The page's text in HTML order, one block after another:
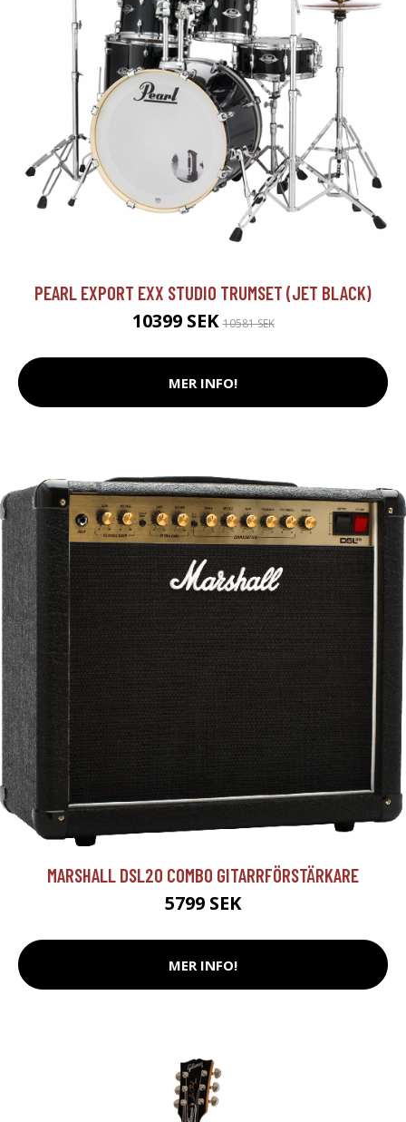
PEARL EXPORT EXX STUDIO TRUMSET (JET BLACK)
10399 SEK10581 SEK
MER INFO!
MARSHALL DSL20 COMBO GITARRFÖRSTÄRKARE
5799 SEK
MER INFO!